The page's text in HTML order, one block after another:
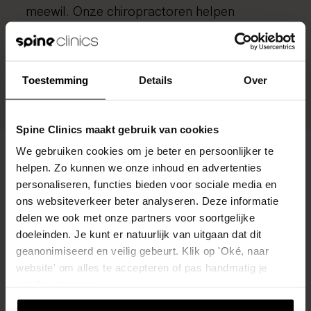
Toestemming Details Over
Spine Clinics maakt gebruik van cookies
We gebruiken cookies om je beter en persoonlijker te
helpen. Zo kunnen we onze inhoud en advertenties
personaliseren, functies bieden voor sociale media en
ons websiteverkeer beter analyseren. Deze informatie
delen we ook met onze partners voor soortgelijke
doeleinden. Je kunt er natuurlijk van uitgaan dat dit
geanonimiseerd en veilig gebeurt. Klik op 'Oké, naar
website' om alles te accepteren of pas handmatig je
meewil. Onze chiropractoren helpen
sporters uit Volkel om klachten gericht aan
te pakken en blessures te voorkomen, zodat
je snel en sterk weer op het veld staat.
Onze zorg
Waarvoor kun je bij
Spine Clinics terecht?